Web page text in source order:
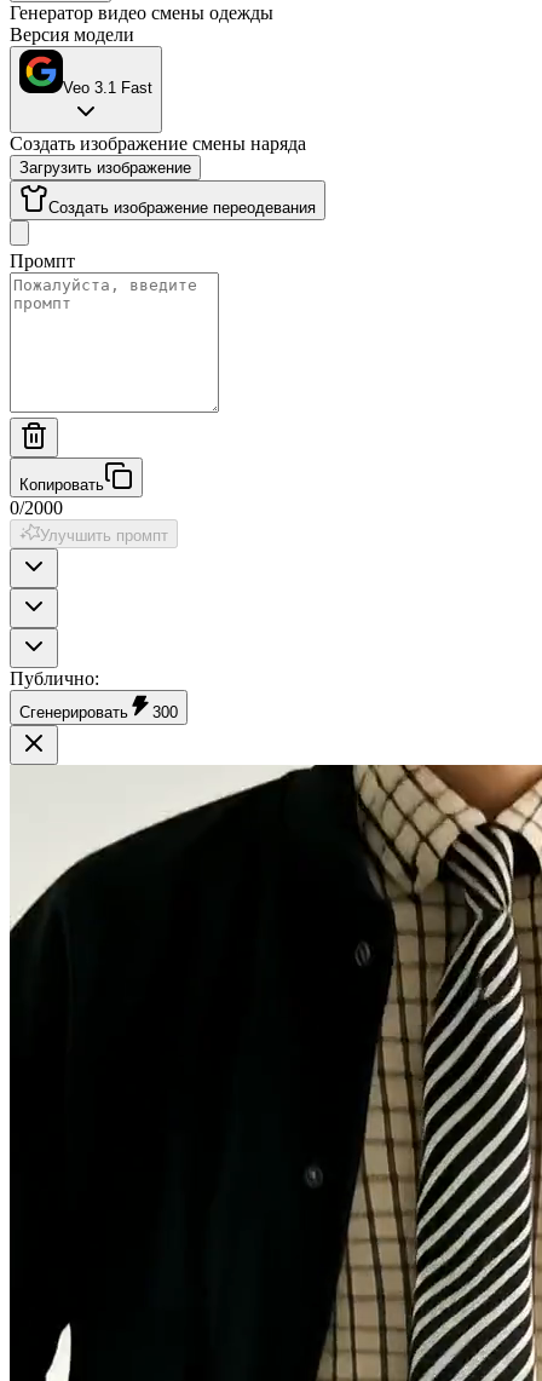
Генератор видео смены одежды
Версия модели
Veo 3.1 Fast
Создать изображение смены наряда
Загрузить изображение
Создать изображение переодевания
Промпт
Копировать
0/2000
Улучшить промпт
Публично:
Сгенерировать 300